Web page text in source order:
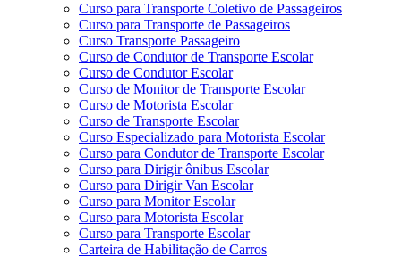
Curso para Transporte Coletivo de Passageiros
Curso para Transporte de Passageiros
Curso Transporte Passageiro
Curso de Condutor de Transporte Escolar
Curso de Condutor Escolar
Curso de Monitor de Transporte Escolar
Curso de Motorista Escolar
Curso de Transporte Escolar
Curso Especializado para Motorista Escolar
Curso para Condutor de Transporte Escolar
Curso para Dirigir ônibus Escolar
Curso para Dirigir Van Escolar
Curso para Monitor Escolar
Curso para Motorista Escolar
Curso para Transporte Escolar
Carteira de Habilitação de Carros